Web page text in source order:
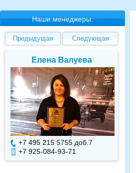
Наши менеджеры:
Предыдущая Следующая
Елена Валуева
+7 495 215 5755 доб. 7
+7 925-084-93-71